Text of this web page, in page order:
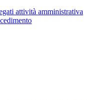
attività amministrativa